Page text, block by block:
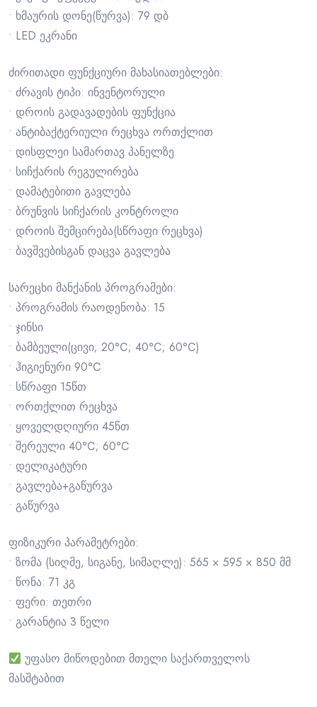
• ხმაურის დონე(წურვა): 79 დბ
• LED ეკრანი
ძირითადი ფუნქციური მახასიათებლები:
• ძრავის ტიპი: ინვენტორული
• დროის გადავადების ფუნქცია
• ანტიბაქტერიული რეცხვა ორთქლით
• დისფლეი სამართავ პანელზე
• სიჩქარის რეგულირება
• დამატებითი გავლება
• ბრუნვის სიჩქარის კონტროლი
• დროის შემცირება(სწრაფი რეცხვა)
• ბავშვებისგან დაცვა გავლება
სარეცხი მანქანის პროგრამები:
• პროგრამის რაოდენობა: 15
• ჯინსი
• ბამბეული(ცივი; 20℃; 40℃; 60℃)
• ჰიგიენური 90℃
• სწრაფი 15წთ
• ორთქლით რეცხვა
• ყოველდღიური 45წთ
• შერეული 40℃; 60℃
• დელიკატური
• გავლება+გაწურვა
• გაწურვა
ფიზიკური პარამეტრები:
• ზომა (სიღმე, სიგანე, სიმაღლე): 565 × 595 × 850 მმ
• წონა: 71 კგ
• ფერი: თეთრი
• გარანტია 3 წელი
უფასო მიწოდებით მთელი საქართველოს
მასშტაბით